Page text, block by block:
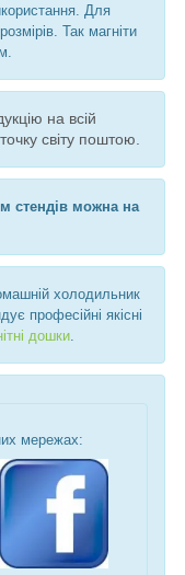
Для
Так магніти
на всій
світу поштою.
стендів можна на
холодильник
професійні якісні
дошки
мережах: